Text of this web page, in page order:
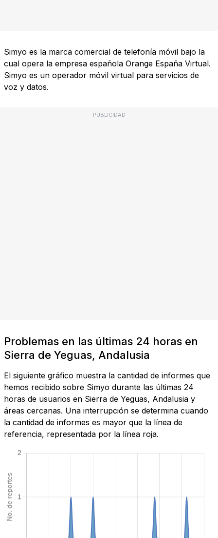
Simyo es la marca comercial de telefonía móvil bajo la
cual opera la empresa española Orange España Virtual.
Simyo es un operador móvil virtual para servicios de
voz y datos.
PUBLICIDAD
Problemas en las últimas 24 horas en
Sierra de Yeguas, Andalusia
El siguiente gráfico muestra la cantidad de informes que
hemos recibido sobre Simyo durante las últimas 24
horas de usuarios en Sierra de Yeguas, Andalusia y
áreas cercanas. Una interrupción se determina cuando
la cantidad de informes es mayor que la línea de
referencia, representada por la línea roja.